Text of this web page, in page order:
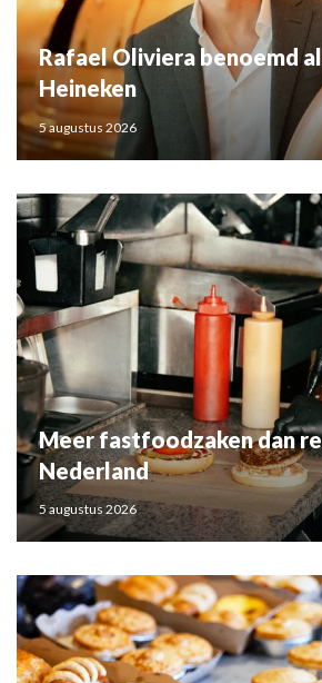
Rafael Oliviera benoemd
Heineken
5 augustus 2026
Meer fastfoodzaken dan
Nederland
5 augustus 2026